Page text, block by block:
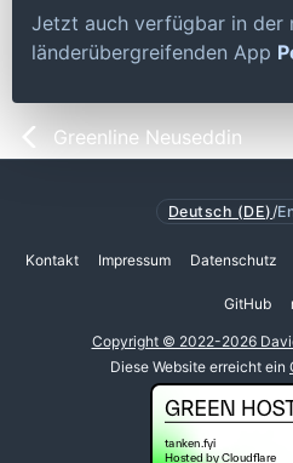
Jetzt auch verfügbar in der
länderübergreifenden App
Greenline Neuseddin
Deutsch (DE) /
Kontakt Impressum Datenschutz
GitHub
Copyright © 2022-2026
Diese Website erreicht ein